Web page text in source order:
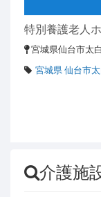
特別養護老人
宮城県仙台市太
宮城県 仙台市
介護施